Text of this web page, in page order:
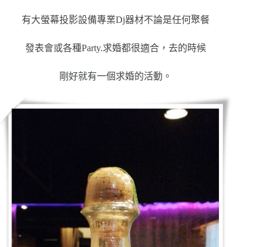
有大螢幕投影設備專業Dj器材不論是任何聚餐
發表會或各種Party.求婚都很適合，去的時候
剛好就有一個求婚的活動。